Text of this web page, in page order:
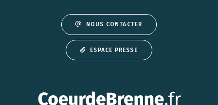
NOUS CONTACTER
ESPACE PRESSE